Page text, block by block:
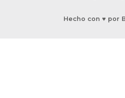
Hecho con ♥ por